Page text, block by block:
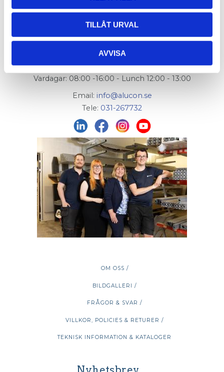
TILLÅT URVAL
AVVISA
AluCon AB
Von Utfallsgatan 16, 415 05 Göteborg
Öppettider hämtlager:
Vardagar: 08:00 -16:00 - Lunch 12:00 - 13:00
Email: info@alucon.se
Tele: 031-267732
OM OSS /
BILDGALLERI /
FRÅGOR & SVAR /
VILLKOR, POLICIES & RETURER /
TEKNISK INFORMATION & KATALOGER